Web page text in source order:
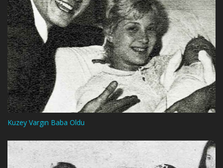
Kuzey Vargın Baba Oldu